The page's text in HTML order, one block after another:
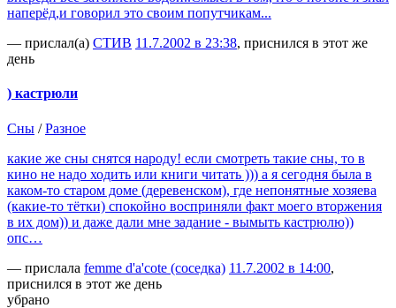
наперёд,и говорил это своим попутчикам...
— прислал(а) СТИВ 11.7.2002 в 23:38, приснился в этот же
день
) кастрюли
Сны /Разное
какие же сны снятся народу! если смотреть такие сны, то в
кино не надо ходить или книги читать ))) а я сегодня была в
каком-то старом доме (деревенском), где непонятные хозяева
(какие-то тётки) спокойно восприняли факт моего вторжения
в их дом)) и даже дали мне задание - вымыть кастрюлю))
опс…
— прислала femme d'a'cote (соседка) 11.7.2002 в 14:00,
приснился в этот же день
убрано